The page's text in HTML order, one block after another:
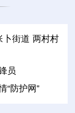
卜街道 两村村
员
“防护网”